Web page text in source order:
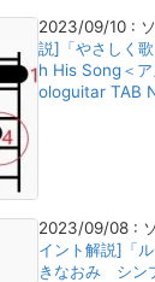
2023/09/10 :
説]「やさしく
h His Song＜ア
ologuitar TAB
2023/09/08 :
イント解説]「
きなおみ シン